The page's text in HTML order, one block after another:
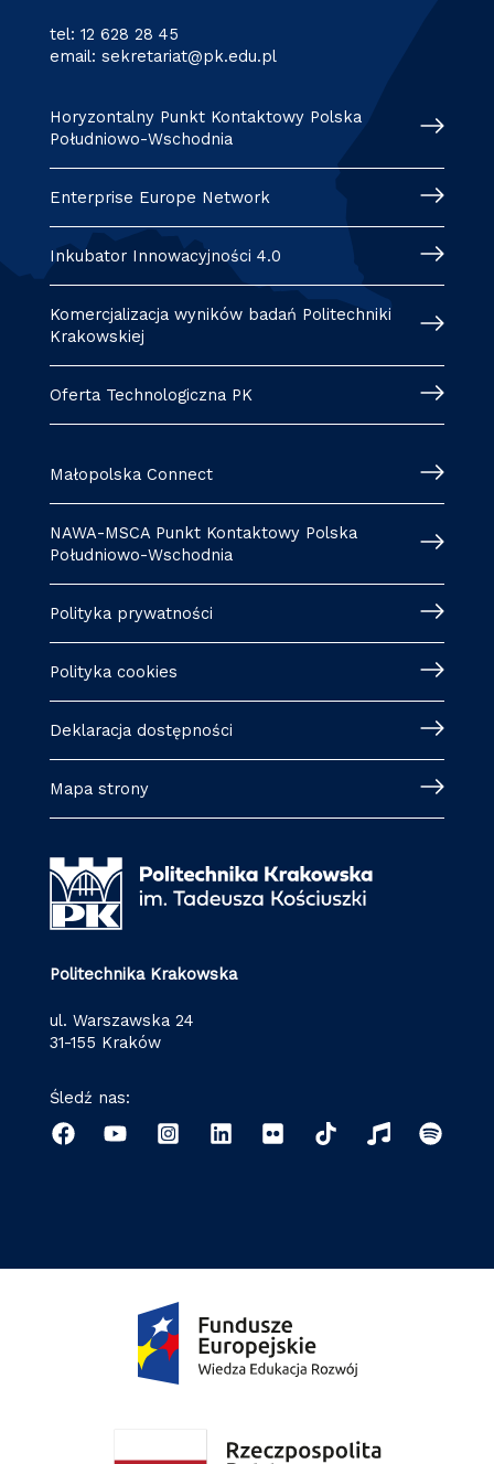
tel: 12 628 28 45
email: sekretariat@pk.edu.pl
Horyzontalny Punkt Kontaktowy Polska
Południowo-Wschodnia
Enterprise Europe Network
Inkubator Innowacyjności 4.0
Komercjalizacja wyników badań Politechniki
Krakowskiej
Oferta Technologiczna PK
Małopolska Connect
NAWA-MSCA Punkt Kontaktowy Polska
Południowo-Wschodnia
Polityka prywatności
Polityka cookies
Deklaracja dostępności
Mapa strony
Politechnika Krakowska
ul. Warszawska 24
31-155 Kraków
Śledź nas: